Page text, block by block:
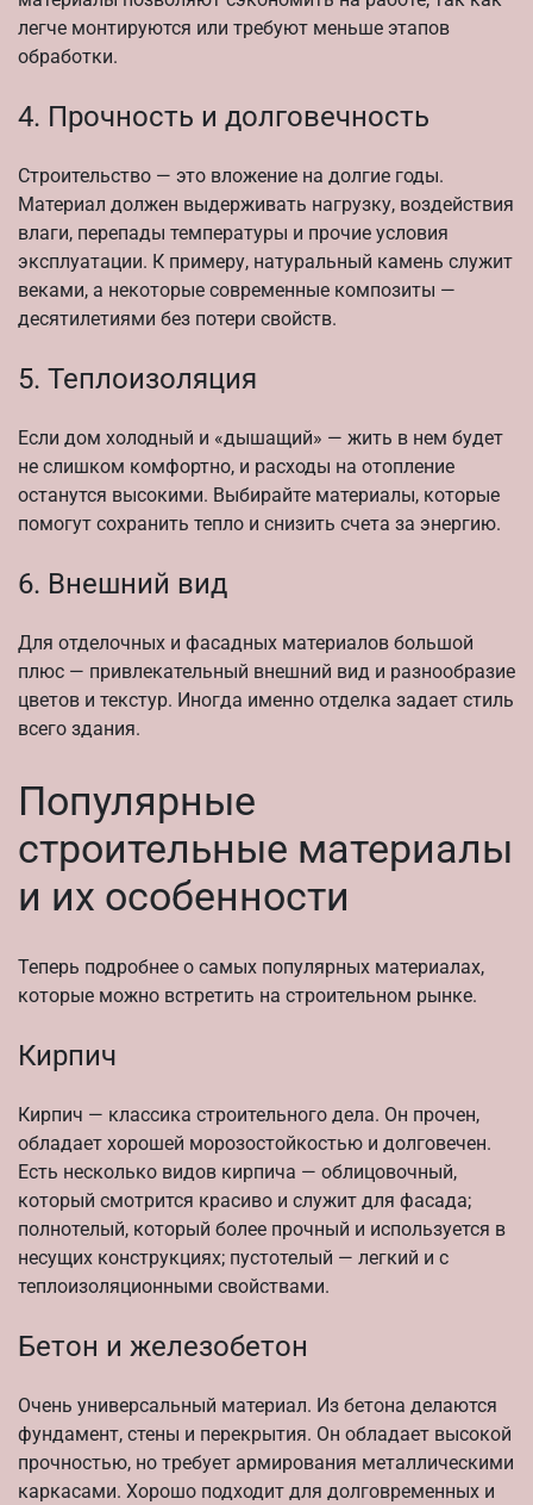
легче монтируются или требуют меньше этапов
обработки.
4. Прочность и долговечность
Строительство — это вложение на долгие годы.
Материал должен выдерживать нагрузку, воздействия
влаги, перепады температуры и прочие условия
эксплуатации. К примеру, натуральный камень служит
веками, а некоторые современные композиты —
десятилетиями без потери свойств.
5. Теплоизоляция
Если дом холодный и «дышащий» — жить в нем будет
не слишком комфортно, и расходы на отопление
останутся высокими. Выбирайте материалы, которые
помогут сохранить тепло и снизить счета за энергию.
6. Внешний вид
Для отделочных и фасадных материалов большой
плюс — привлекательный внешний вид и разнообразие
цветов и текстур. Иногда именно отделка задает стиль
всего здания.
Популярные
строительные материалы
и их особенности
Теперь подробнее о самых популярных материалах,
которые можно встретить на строительном рынке.
Кирпич
Кирпич — классика строительного дела. Он прочен,
обладает хорошей морозостойкостью и долговечен.
Есть несколько видов кирпича — облицовочный,
который смотрится красиво и служит для фасада;
полнотелый, который более прочный и используется в
несущих конструкциях; пустотелый — легкий и с
теплоизоляционными свойствами.
Бетон и железобетон
Очень универсальный материал. Из бетона делаются
фундамент, стены и перекрытия. Он обладает высокой
прочностью, но требует армирования металлическими
каркасами. Хорошо подходит для долговременных и